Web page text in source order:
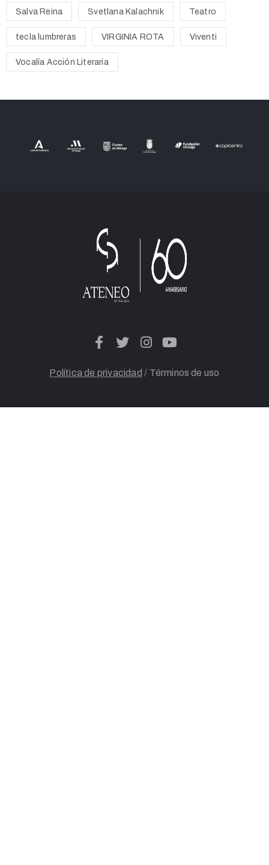
Salva Reina Svetlana Kalachnik Teatro
tecla lumbreras VIRGINIA ROTA Viventi
Vocalía Acción Literaria
Política de privacidad / Términos de uso